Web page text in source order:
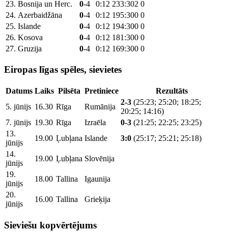
23. Bosnija un Herc. 0-4 0:12 233:302 0
24. Azerbaidžāna 0-4 0:12 195:300 0
25. Islande 0-4 0:12 194:300 0
26. Kosova 0-4 0:12 181:300 0
27. Gruzija 0-4 0:12 169:300 0
Eiropas līgas spēles, sievietes
Datums Laiks Pilsēta Pretiniece
Rezultāts
5. jūnijs 16.30 Rīga Rumānija
2-3 (25:23; 25:20; 18:25;
20:25; 14:16)
7. jūnijs 19.30 Rīga Izraēla 0-3 (21:25; 22:25; 23:25)
13.
jūnijs
19.00 Ļubļana Islande 3:0 (25:17; 25:21; 25:18)
14.
jūnijs
19.00 Ļubļana Slovēnija
19.
jūnijs
18.00 Tallina
Igaunija
20.
jūnijs
16.00 Tallina Grieķija
Sieviešu kopvērtējums